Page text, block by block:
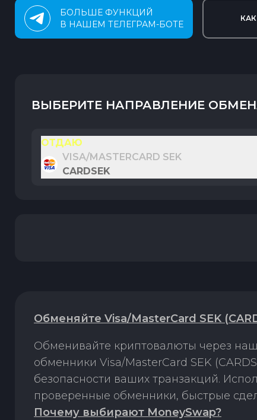
БОЛЬШЕ ФУНКЦИЙ
В НАШЕМ ТЕЛЕГРАМ-БОТЕ
ВЫБЕРИТЕ НАПРАВЛЕНИЕ
ОТДАЮ
VISA/MASTERCARD SEK
CARDSEK
Обменяйте Visa/MasterCard SEK
Обменивайте криптовалюты через
обменники Visa/MasterCard SEK
безопасности ваших транзакций.
проверенные обменники, быстрые
Почему выбирают MoneySwap?